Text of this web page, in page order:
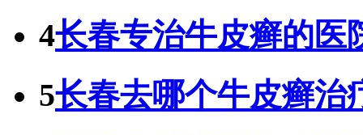
4长春专治牛皮癣的医
5长春去哪个牛皮癣治